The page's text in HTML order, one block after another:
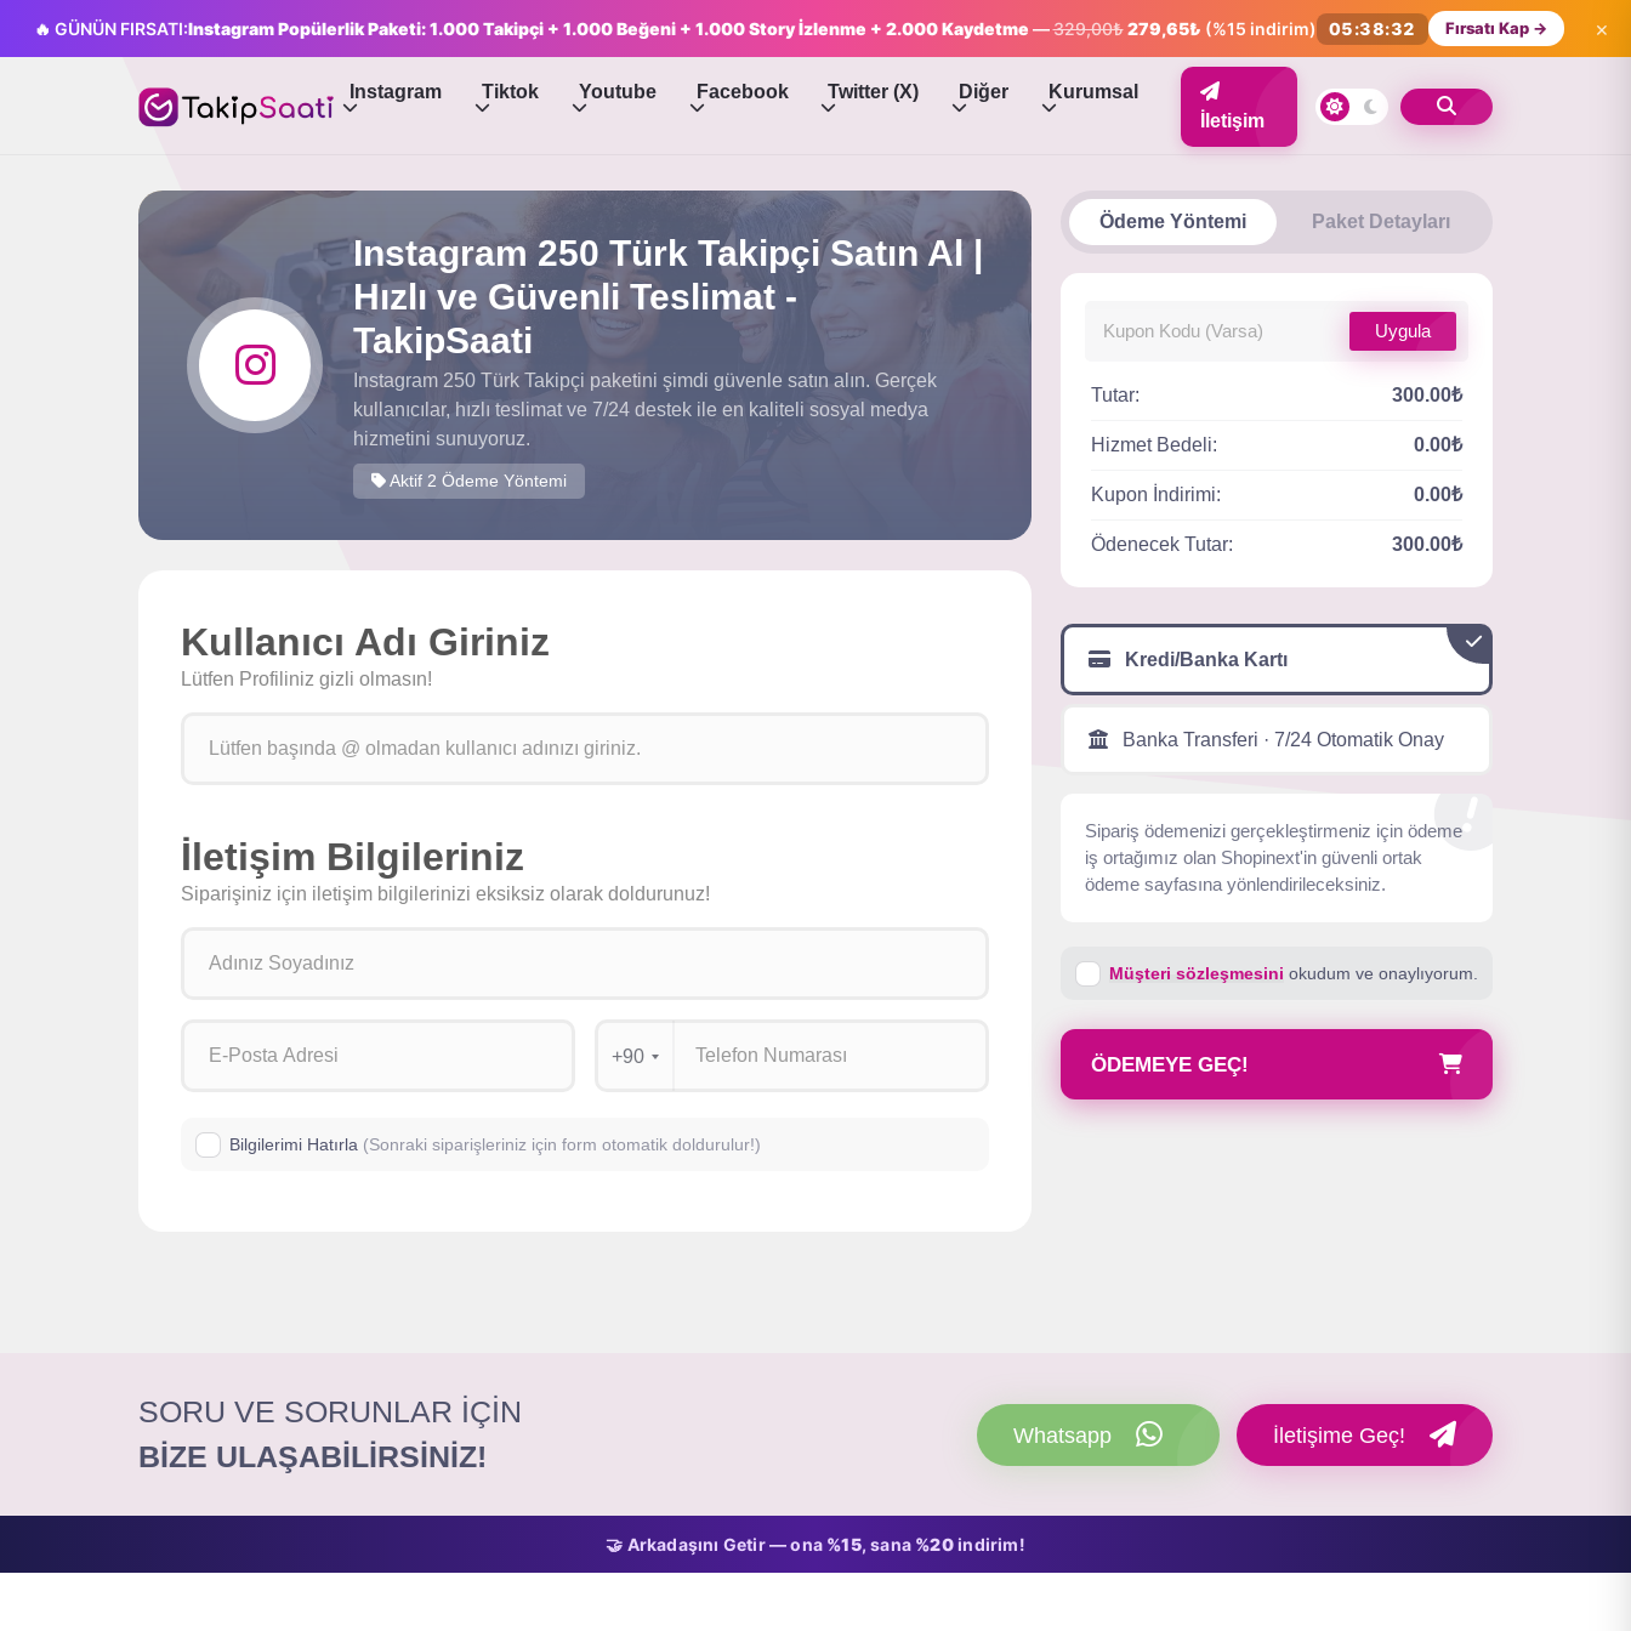
🔥 GÜNÜN FIRSATI:Instagram Popülerlik Paketi: 1.000 Takipçi + 1.000 Beğeni + 1.000 Story İzlenme + 2.000 Kaydetme —329,00₺ 279,65₺ (%15 indirim) 05:38:31 Fırsatı Kap → ×
Instagram Tiktok Youtube Facebook Twitter (X) Diğer
Kurumsal
İletişim
Instagram 250 Türk Takipçi Satın Al |
Hızlı ve Güvenli Teslimat -
TakipSaati
Instagram 250 Türk Takipçi paketini şimdi güvenle satın alın. Gerçek
kullanıcılar, hızlı teslimat ve 7/24 destek ile en kaliteli sosyal medya
hizmetini sunuyoruz.
Aktif 2 Ödeme Yöntemi
Kullanıcı Adı Giriniz
Lütfen Profiliniz gizli olmasın!
İletişim Bilgileriniz
Siparişiniz için iletişim bilgilerinizi eksiksiz olarak doldurunuz!
+90
Bilgilerimi Hatırla (Sonraki siparişleriniz için form otomatik doldurulur!)
Ödeme Yöntemi Paket Detayları
Uygula
Tutar: 300.00₺
Hizmet Bedeli: 0.00₺
Kupon İndirimi: 0.00₺
Ödenecek Tutar: 300.00₺
Kredi/Banka Kartı
Banka Transferi · 7/24 Otomatik Onay
Sipariş ödemenizi gerçekleştirmeniz için ödeme
iş ortağımız olan Shopinext'in güvenli ortak
ödeme sayfasına yönlendirileceksiniz.
Müşteri sözleşmesini okudum ve onaylıyorum.
ÖDEMEYE GEÇ!
SORU VE SORUNLAR İÇİN
BİZE ULAŞABİLİRSİNİZ!
Whatsapp İletişime Geç!
🤝 Arkadaşını Getir — ona %15, sana %20indirim!